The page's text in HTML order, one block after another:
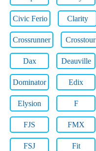
Civic Ferio Clarity
Crossrunner Crosstour
Dax Deauville
Dominator Edix
Elysion F
FJS FMX
FSJ Fit